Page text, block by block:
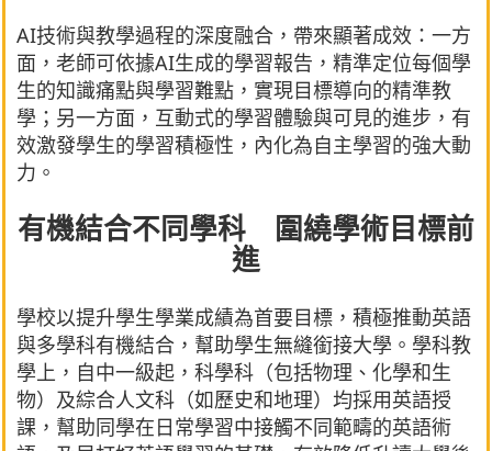
AI技術與教學過程的深度融合，帶來顯著成效：一方
面，老師可依據AI生成的學習報告，精準定位每個學
生的知識痛點與學習難點，實現目標導向的精準教
學；另一方面，互動式的學習體驗與可見的進步，有
效激發學生的學習積極性，內化為自主學習的強大動
力。
有機結合不同學科 圍繞學術目標前
進
學校以提升學生學業成績為首要目標，積極推動英語
與多學科有機結合，幫助學生無縫銜接大學。學科教
學上，自中一級起，科學科（包括物理、化學和生
物）及綜合人文科（如歷史和地理）均採用英語授
課，幫助同學在日常學習中接觸不同範疇的英語術